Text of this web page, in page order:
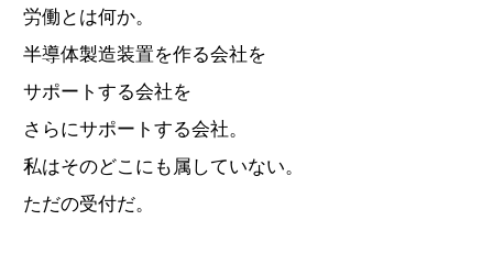
労働とは何か。
半導体製造装置を作る会社を
サポートする会社を
さらにサポートする会社。
私はそのどこにも属していない。
ただの受付だ。